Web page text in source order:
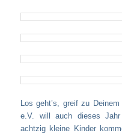
Los geht’s, greif zu
e.V. will auch dieses
achtzig kleine Kinder